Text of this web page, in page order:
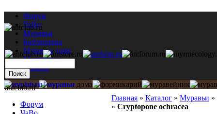
Форум
ЧаВо
Муравьи
Библиотека
Муравьи дома
Мастерская
Каталог
Главная » Каталог » Муравьи »
» Cryptopone ochracea
antclub.ru
Форум